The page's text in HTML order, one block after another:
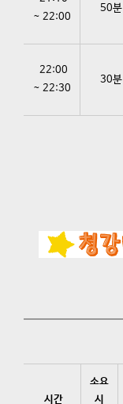
~ 22:00
50분
22:00
~ 22:30
30분
시간
소요
시